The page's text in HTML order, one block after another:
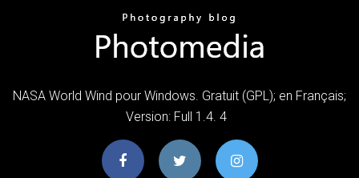
NASA World Wind pour Windows. Gratuit (GPL); en Français;
Version: Full 1.4. 4